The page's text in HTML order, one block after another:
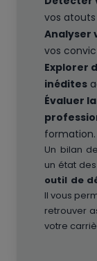
vos
Analyser
vos
Explorer
inédites
Évaluer
formation.
Un bilan
un état
outil de
Il vous
retrouver
votre